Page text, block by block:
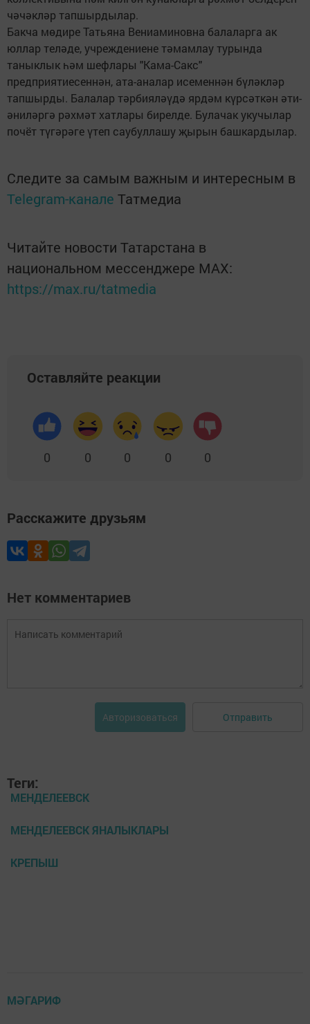
чәчәкләр тапшырдылар.
Бакча мөдире Татьяна Вениаминовна балаларга ак
юллар теләде, учреждениене тәмамлау турында
таныклык һәм шефлары "Кама-Сакс"
предприятиесеннән, ата-аналар исеменнән бүләкләр
тапшырды. Балалар тәрбияләүдә ярдәм күрсәткән әти-
әниләргә рәхмәт хатлары бирелде. Булачак укучылар
почёт түгәрәге үтеп саубуллашу җырын башкардылар.
Следите за самым важным и интересным в
Telegram-канале Татмедиа
Читайте новости Татарстана в
национальном мессенджере MАХ:
https://max.ru/tatmedia
Оставляйте реакции
0 0 0 0 0
Расскажите друзьям
Нет комментариев
Авторизоваться Отправить
Теги:
МЕНДЕЛЕЕВСК
МЕНДЕЛЕЕВСК ЯНАЛЫКЛАРЫ
КРЕПЫШ
МӘГАРИФ